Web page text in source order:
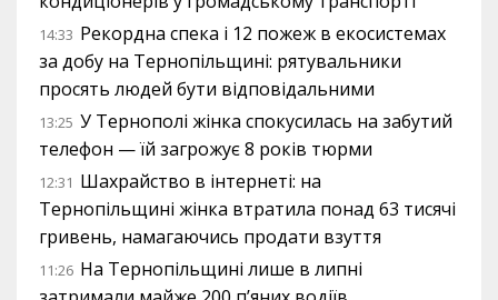
14:33 Рекордна спека і 12 пожеж в екосистемах
за добу на Тернопільщині: рятувальники
просять людей бути відповідальними
13:25 У Тернополі жінка спокусилась на забутий
телефон — їй загрожує 8 років тюрми
12:31 Шахрайство в інтернеті: на
Тернопільщині жінка втратила понад 63 тисячі
гривень, намагаючись продати взуття
11:26 На Тернопільщині лише в липні